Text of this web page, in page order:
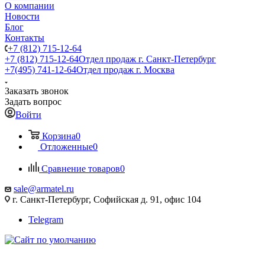
О компании
Новости
Блог
Контакты
+7 (812) 715-12-64
+7 (812) 715-12-64Отдел продаж г. Санкт-Петербург
+7(495) 741-12-64Отдел продаж г. Москва
Заказать звонок
Задать вопрос
Войти
Корзина0
Отложенные0
Сравнение товаров0
sale@armatel.ru
г. Санкт-Петербург, Софийская д. 91, офис 104
Telegram